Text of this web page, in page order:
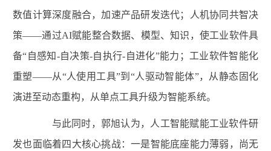
数值计算深度融合，加速产品研发迭代；人机协同共智决
策——通过AI赋能整合数据、模型、知识，使工业软件具
备“自感知-自决策-自执行-自进化”能力；工业软件智能化
重塑——从“人使用工具”到“人驱动智能体”，从静态固化
演进至动态重构，从单点工具升级为智能系统。
与此同时，郭旭认为，人工智能赋能工业软件研
发也面临着四大核心挑战：一是智能底座能力薄弱，尚无